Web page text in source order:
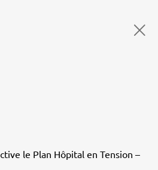
le Plan Hôpital en Tension –